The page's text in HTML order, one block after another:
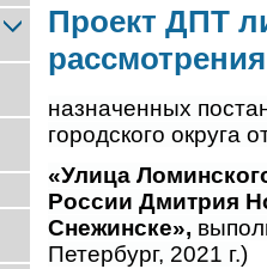
Проект ДПТ
назначенных
городского округа
«Улица
России Дмитрия
Снежинске»,
Петербург, 2021 г.)